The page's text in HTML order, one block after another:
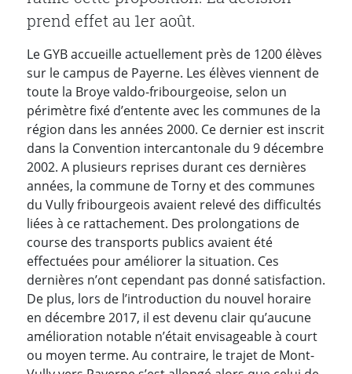
prend effet au 1er août.
Le GYB accueille actuellement près de 1200 élèves
sur le campus de Payerne. Les élèves viennent de
toute la Broye valdo-fribourgeoise, selon un
périmètre fixé d’entente avec les communes de la
région dans les années 2000. Ce dernier est inscrit
dans la Convention intercantonale du 9 décembre
2002. A plusieurs reprises durant ces dernières
années, la commune de Torny et des communes
du Vully fribourgeois avaient relevé des difficultés
liées à ce rattachement. Des prolongations de
course des transports publics avaient été
effectuées pour améliorer la situation. Ces
dernières n’ont cependant pas donné satisfaction.
De plus, lors de l’introduction du nouvel horaire
en décembre 2017, il est devenu clair qu’aucune
amélioration notable n’était envisageable à court
ou moyen terme. Au contraire, le trajet de Mont-